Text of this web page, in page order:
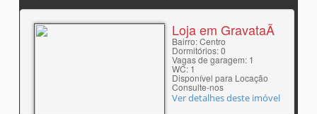
Loja em GravataÃ­
Bairro: Centro
Dormitórios: 0
Vagas de garagem: 1
WC: 1
Disponível para Locação
Consulte-nos
Ver detalhes deste imóvel